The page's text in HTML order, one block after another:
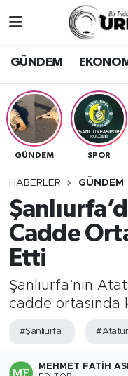
GÜNDEM
GÜNDEM SPOR
HABERLER GÜNDEM
Cadde
Etti
Şanlıurfa’nın
cadde ortasında
#Şanlıurfa
MEHMET FATIH
EKONOMİ
SİYASET
SPOR
SAĞLIK
TEKNOLOJİ
OTOMOBİL
Gizlilik ve
İletişim
Nöbetçi
Hava Durumu
Namaz Vakitleri
Trafik Durumu
Tüm Manşetler
Son Dakika
Haber Arşivi